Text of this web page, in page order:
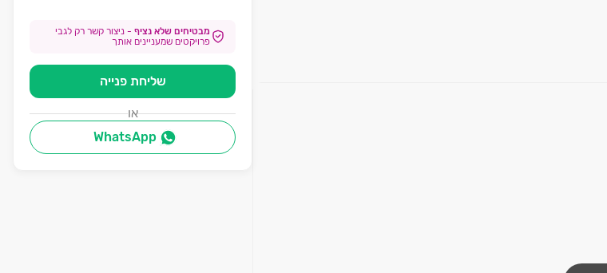
מבטיחים שלא נציף - ניצור קשר רק לגבי
פרויקטים שמעניינים אותך
שליחת פנייה
או
WhatsApp